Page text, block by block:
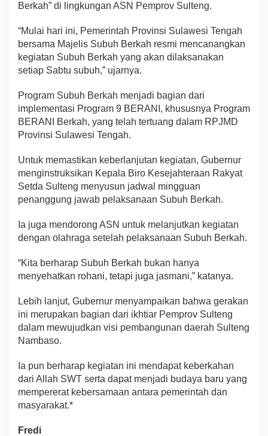
Berkah” di lingkungan ASN Pemprov Sulteng.
“Mulai hari ini, Pemerintah Provinsi Sulawesi Tengah
bersama Majelis Subuh Berkah resmi mencanangkan
kegiatan Subuh Berkah yang akan dilaksanakan
setiap Sabtu subuh,” ujarnya.
Program Subuh Berkah menjadi bagian dari
implementasi Program 9 BERANI, khususnya Program
BERANI Berkah, yang telah tertuang dalam RPJMD
Provinsi Sulawesi Tengah.
Untuk memastikan keberlanjutan kegiatan, Gubernur
menginstruksikan Kepala Biro Kesejahteraan Rakyat
Setda Sulteng menyusun jadwal mingguan
penanggung jawab pelaksanaan Subuh Berkah.
Ia juga mendorong ASN untuk melanjutkan kegiatan
dengan olahraga setelah pelaksanaan Subuh Berkah.
“Kita berharap Subuh Berkah bukan hanya
menyehatkan rohani, tetapi juga jasmani,” katanya.
Lebih lanjut, Gubernur menyampaikan bahwa gerakan
ini merupakan bagian dari ikhtiar Pemprov Sulteng
dalam mewujudkan visi pembangunan daerah Sulteng
Nambaso.
Ia pun berharap kegiatan ini mendapat keberkahan
dari Allah SWT serta dapat menjadi budaya baru yang
mempererat kebersamaan antara pemerintah dan
masyarakat.*
Fredi